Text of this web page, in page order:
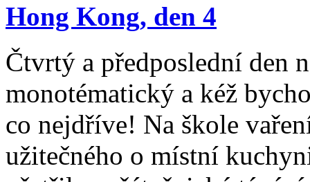
Hong Kong, den 4
Čtvrtý a předposlední den
monotématický a kéž
co nejdříve! Na škole
užitečného o místní